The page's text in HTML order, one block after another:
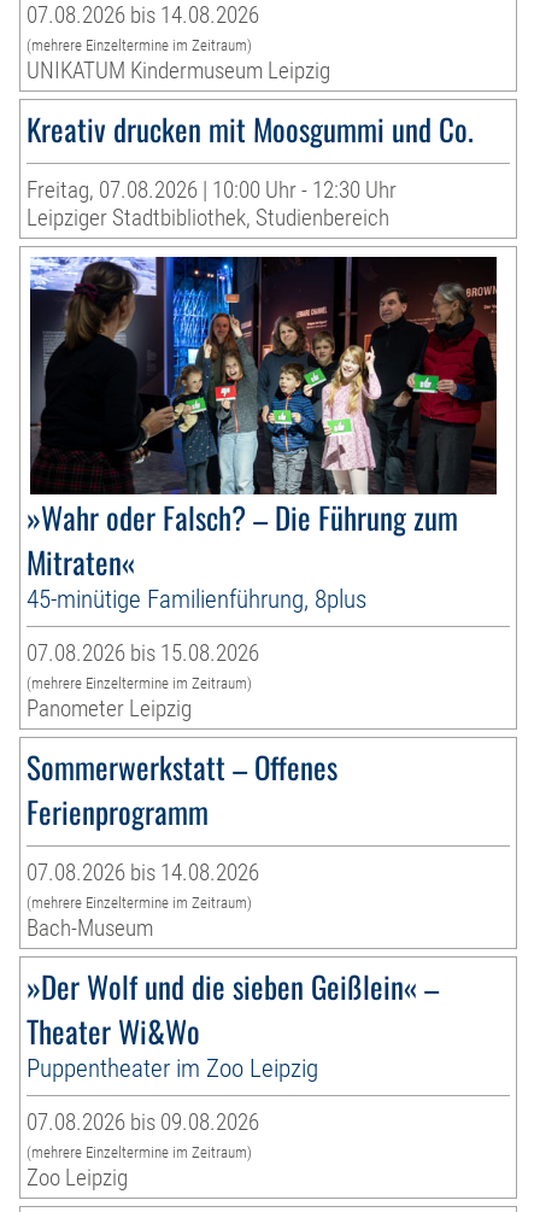
07.08.2026 bis 14.08.2026
(mehrere Einzeltermine im Zeitraum)
UNIKATUM Kindermuseum Leipzig
Kreativ drucken mit Moosgummi und Co.
Freitag, 07.08.2026 | 10:00 Uhr - 12:30 Uhr
Leipziger Stadtbibliothek, Studienbereich
»Wahr oder Falsch? – Die Führung zum
Mitraten«
45-minütige Familienführung, 8plus
07.08.2026 bis 15.08.2026
(mehrere Einzeltermine im Zeitraum)
Panometer Leipzig
Sommerwerkstatt – Offenes
Ferienprogramm
07.08.2026 bis 14.08.2026
(mehrere Einzeltermine im Zeitraum)
Bach-Museum
»Der Wolf und die sieben Geißlein« –
Theater Wi&Wo
Puppentheater im Zoo Leipzig
07.08.2026 bis 09.08.2026
(mehrere Einzeltermine im Zeitraum)
Zoo Leipzig